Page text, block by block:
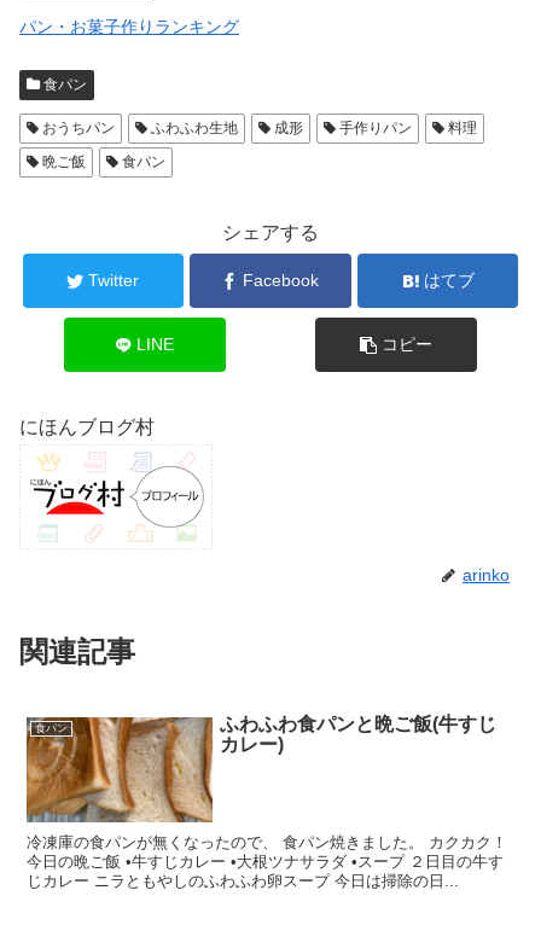
パン・お菓子作りランキング
食パン
おうちパン ふわふわ生地 成形 手作りパン
料理
晩ご飯
食パン
シェアする
Twitter Facebook はてブ
LINE コピー
にほんブログ村
arinko
関連記事
食パン
ふわふわ食パンと晩ご飯(牛すじ
カレー)
冷凍庫の食パンが無くなったので、 食パン焼きました。 カクカク！
今日の晩ご飯 •牛すじカレー •大根ツナサラダ •スープ ２日目の牛す
じカレー ニラともやしのふわふわ卵スープ 今日は掃除の日...